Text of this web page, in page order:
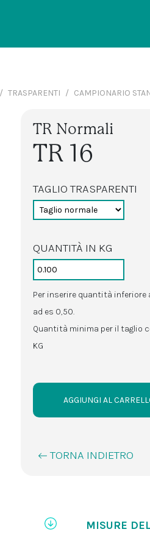
TRASPARENTI CAMPIONARIO
TR Normali
TR 16
TAGLIO TRASPARENTI
QUANTITÀ IN KG
Per inserire quantità inferiore
ad es 0,50.
Quantità minima per il taglio
KG
AGGIUNGI AL
TORNA INDIETRO
MISURE